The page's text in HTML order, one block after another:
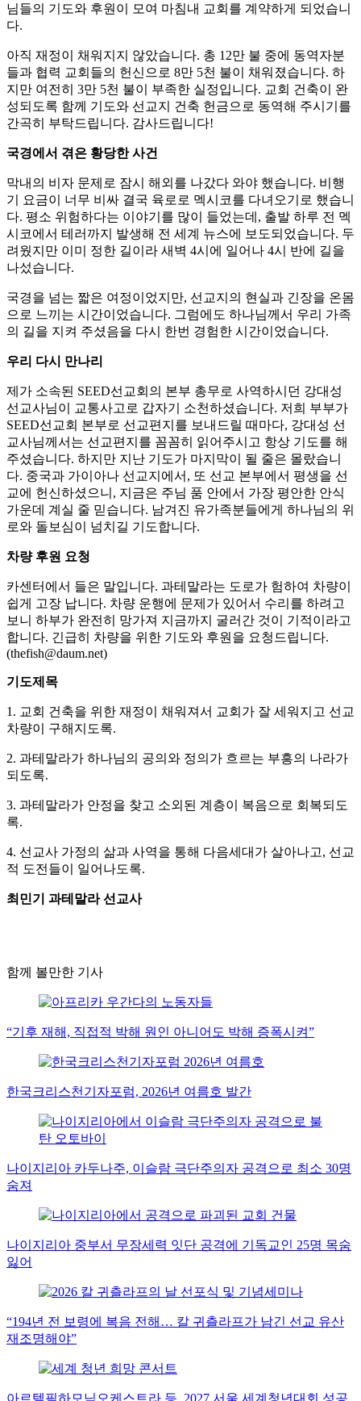
님들의 기도와 후원이 모여 마침내 교회를 계약하게 되었습니
다.
아직 재정이 채워지지 않았습니다. 총 12만 불 중에 동역자분
들과 협력 교회들의 헌신으로 8만 5천 불이 채워졌습니다. 하
지만 여전히 3만 5천 불이 부족한 실정입니다. 교회 건축이 완
성되도록 함께 기도와 선교지 건축 헌금으로 동역해 주시기를
간곡히 부탁드립니다. 감사드립니다!
국경에서 겪은 황당한 사건
막내의 비자 문제로 잠시 해외를 나갔다 와야 했습니다. 비행
기 요금이 너무 비싸 결국 육로로 멕시코를 다녀오기로 했습니
다. 평소 위험하다는 이야기를 많이 들었는데, 출발 하루 전 멕
시코에서 테러까지 발생해 전 세계 뉴스에 보도되었습니다. 두
려웠지만 이미 정한 길이라 새벽 4시에 일어나 4시 반에 길을
나섰습니다.
국경을 넘는 짧은 여정이었지만, 선교지의 현실과 긴장을 온몸
으로 느끼는 시간이었습니다. 그럼에도 하나님께서 우리 가족
의 길을 지켜 주셨음을 다시 한번 경험한 시간이었습니다.
우리 다시 만나리
제가 소속된 SEED선교회의 본부 총무로 사역하시던 강대성
선교사님이 교통사고로 갑자기 소천하셨습니다. 저희 부부가
SEED선교회 본부로 선교편지를 보내드릴 때마다, 강대성 선
교사님께서는 선교편지를 꼼꼼히 읽어주시고 항상 기도를 해
주셨습니다. 하지만 지난 기도가 마지막이 될 줄은 몰랐습니
다. 중국과 가이아나 선교지에서, 또 선교 본부에서 평생을 선
교에 헌신하셨으니, 지금은 주님 품 안에서 가장 평안한 안식
가운데 계실 줄 믿습니다. 남겨진 유가족분들에게 하나님의 위
로와 돌보심이 넘치길 기도합니다.
차량 후원 요청
카센터에서 들은 말입니다. 과테말라는 도로가 험하여 차량이
쉽게 고장 납니다. 차량 운행에 문제가 있어서 수리를 하려고
보니 하부가 완전히 망가져 지금까지 굴러간 것이 기적이라고
합니다. 긴급히 차량을 위한 기도와 후원을 요청드립니다.
(thefish@daum.net)
기도제목
1. 교회 건축을 위한 재정이 채워져서 교회가 잘 세워지고 선교
차량이 구해지도록.
2. 과테말라가 하나님의 공의와 정의가 흐르는 부흥의 나라가
되도록.
3. 과테말라가 안정을 찾고 소외된 계층이 복음으로 회복되도
록.
4. 선교사 가정의 삶과 사역을 통해 다음세대가 살아나고, 선교
적 도전들이 일어나도록.
최민기 과테말라 선교사
함께 볼만한 기사
“기후 재해, 직접적 박해 원인 아니어도 박해 증폭시켜”
한국크리스천기자포럼, 2026년 여름호 발간
나이지리아 카두나주, 이슬람 극단주의자 공격으로 최소 30명
숨져
나이지리아 중부서 무장세력 잇단 공격에 기독교인 25명 목숨
잃어
“194년 전 보령에 복음 전해… 칼 귀츨라프가 남긴 선교 유산
재조명해야”
아르텔필하모닉오케스트라 등, 2027 서울 세계청년대회 성공